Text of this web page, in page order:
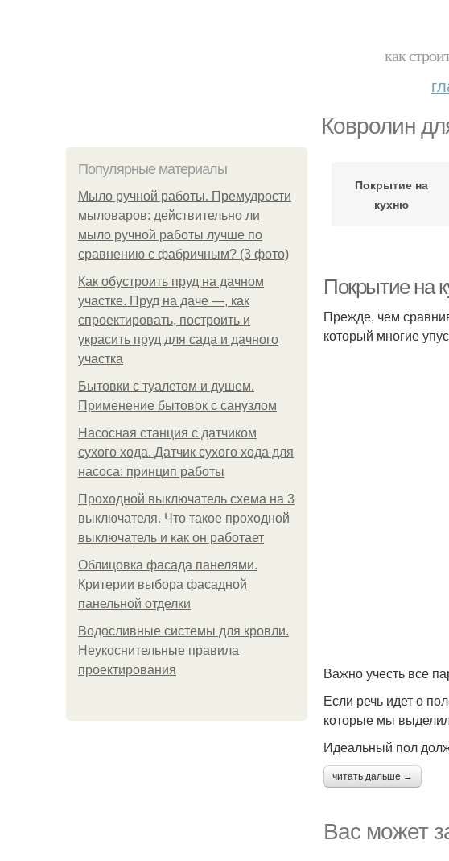
как
Ковролин
Популярные материалы
Мыло ручной работы. Премудрости
мыловаров: действительно ли
мыло ручной работы лучше по
сравнению с фабричным? (3 фото)
Как обустроить пруд на дачном
участке. Пруд на даче —, как
спроектировать, построить и
украсить пруд для сада и дачного
участка
Бытовки с туалетом и душем.
Применение бытовок с санузлом
Насосная станция с датчиком
сухого хода. Датчик сухого хода для
насоса: принцип работы
Проходной выключатель схема на 3
выключателя. Что такое проходной
выключатель и как он работает
Облицовка фасада панелями.
Критерии выбора фасадной
панельной отделки
Водосливные системы для кровли.
Неукоснительные правила
проектирования
Покрытие на
кухню
Покрытие на
Прежде, чем
который многие
Важно учесть все
Если речь идет о
которые мы
Идеальный пол
читать дальше →
Вас может